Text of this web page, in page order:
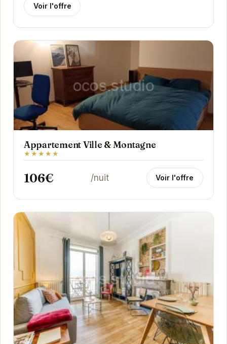
Voir l'offre
Appartement Ville & Montagne
★★★★★
106€ /nuit Voir l'offre